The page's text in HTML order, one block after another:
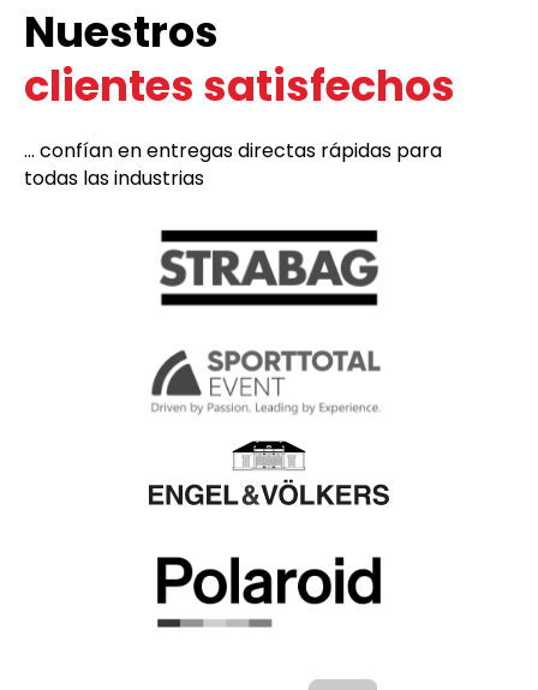
Nuestros
clientes satisfechos
... confían en entregas directas rápidas para
todas las industrias